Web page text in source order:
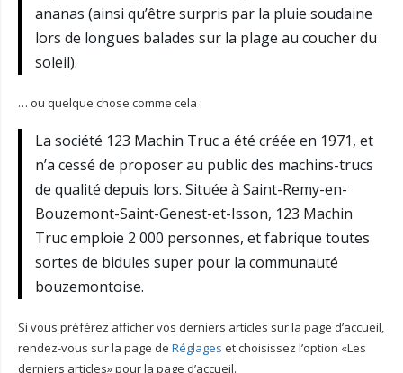
ananas (ainsi qu’être surpris par la pluie soudaine
lors de longues balades sur la plage au coucher du
soleil).
… ou quelque chose comme cela :
La société 123 Machin Truc a été créée en 1971, et
n’a cessé de proposer au public des machins-trucs
de qualité depuis lors. Située à Saint-Remy-en-
Bouzemont-Saint-Genest-et-Isson, 123 Machin
Truc emploie 2 000 personnes, et fabrique toutes
sortes de bidules super pour la communauté
bouzemontoise.
Si vous préférez afficher vos derniers articles sur la page d’accueil,
rendez-vous sur la page de Réglages et choisissez l’option «Les
derniers articles» pour la page d’accueil.